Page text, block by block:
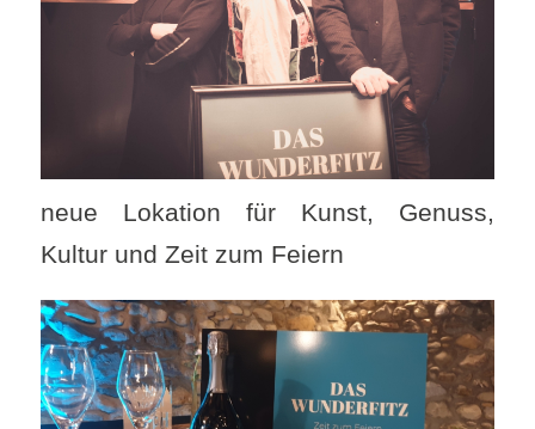
neue Lokation für Kunst, Genuss,
Kultur und Zeit zum Feiern